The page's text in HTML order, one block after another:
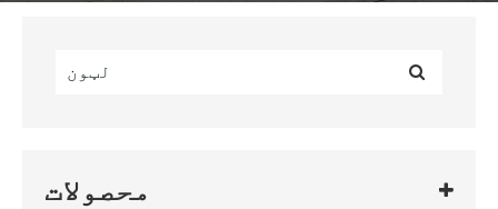
محصولات